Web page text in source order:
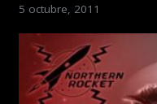
5 octubre, 2011